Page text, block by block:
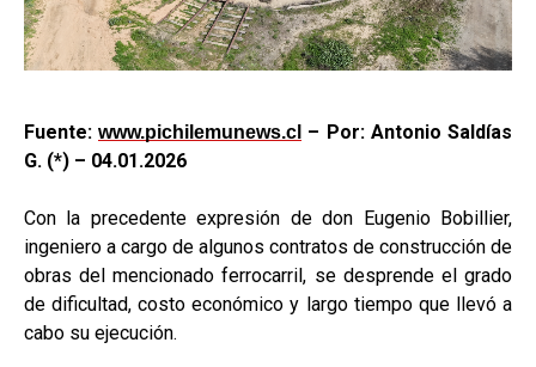
Fuente:www.pichilemunews.cl – Por: Antonio Saldías
G. (*) – 04.01.2026
Con la precedente expresión de don Eugenio Bobillier,
ingeniero a cargo de algunos contratos de construcción de
obras del mencionado ferrocarril, se desprende el grado
de dificultad, costo económico y largo tiempo que llevó a
cabo su ejecución.